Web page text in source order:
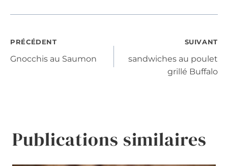
Navigation
PRÉCÉDENT
Gnocchis au Saumon
SUIVANT
sandwiches au poulet
grillé Buffalo
Publications similaires